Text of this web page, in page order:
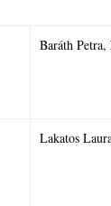
Baráth
Lakatos